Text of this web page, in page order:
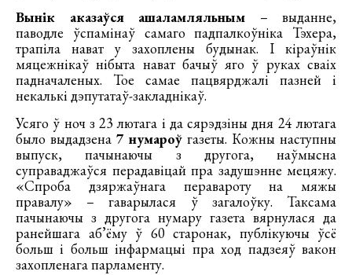
Вынік аказаўся ашаламляльным – выданне,
паводле ўспамінаў самаго падпалкоўніка Тэхера,
трапіла нават у захоплены будынак. І кіраўнік
мяцежнікаў нібыта нават бачыў яго ў руках сваіх
падначаленых. Тое самае пацвярджалі пазней і
некалькі дэпутатаў-закладнікаў.
Усяго ў ноч з 23 лютага і да сярэдзіны дня 24 лютага
было выдадзена 7 нумароў газеты. Кожны наступны
выпуск, пачынаючы з другога, наўмысна
суправаджаўся перадавіцай пра задушэнне мецяжу.
«Спроба дзяржаўнага перавароту на мяжы
правалу» – гаварылася ў загалоўку. Таксама
пачынаючы з другога нумару газета вярнулася да
ранейшага аб’ёму ў 60 старонак, публікуючы ўсё
больш і больш інфармацыі пра ход падзеяў вакон
захопленага парламенту.